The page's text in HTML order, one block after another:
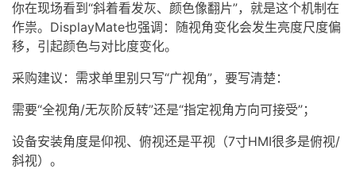
你在现场看到“斜着看发灰、颜色像翻片”，就是这个机制在
作祟。DisplayMate也强调：随视角变化会发生亮度尺度偏
移，引起颜色与对比度变化。
采购建议：需求单里别只写“广视角”，要写清楚：
需要“全视角/无灰阶反转”还是“指定视角方向可接受”；
设备安装角度是仰视、俯视还是平视（7寸HMI很多是俯视/
斜视）。